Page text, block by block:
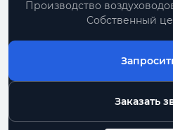
Производство
Собственный
Заказать